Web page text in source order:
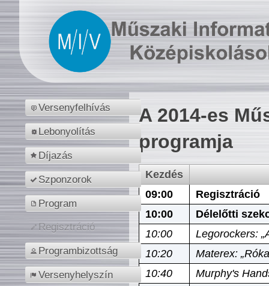
Versenyfelhívás
Lebonyolítás
Díjazás
Szponzorok
Program
Regisztráció
Programbizottság
Versenyhelyszín
A 2014-es
programja
Kezdés
09:00
Regisztráció
10:00
Délelőtti
10:00
Legorockers:
10:20
Materex:
10:40
Murphy's